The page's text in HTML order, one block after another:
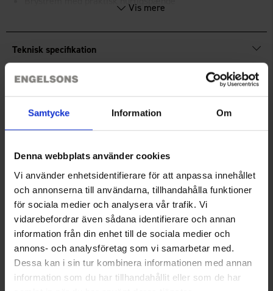
Samtycke Information Om
Denna webbplats använder cookies
Vi använder enhetsidentifierare för att anpassa innehållet
och annonserna till användarna, tillhandahålla funktioner
för sociala medier och analysera vår trafik. Vi
vidarebefordrar även sådana identifierare och annan
information från din enhet till de sociala medier och
annons- och analysföretag som vi samarbetar med.
Dessa kan i sin tur kombinera informationen med annan
information som du har tillhandahållit eller som de har
Maks. længde 104 cm, polstret skulderrem 37 x 3,5 cm,
OBS! Husk at trække remmen en ekstra gang gennem
spænderne for at sikre, at geværet sidder ordentligt fast!
plads – ikke geværet.
Vis mere
Teknisk specifikation